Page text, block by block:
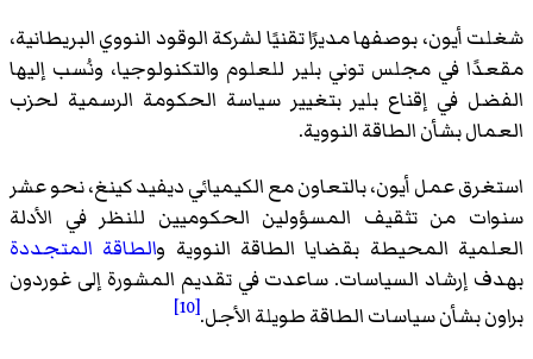
شغلت أيون، بوصفها مديرًا تقنيًا لشركة الوقود النووي البريطانية،
مقعدًا في مجلس توني بلير للعلوم والتكنولوجيا، ونُسب إليها
الفضل في إقناع بلير بتغيير سياسة الحكومة الرسمية لحزب
العمال بشأن الطاقة النووية.
استغرق عمل أيون، بالتعاون مع الكيميائي ديفيد كينغ، نحو عشر
سنوات من تثقيف المسؤولين الحكوميين للنظر في الأدلة
العلمية المحيطة بقضايا الطاقة النووية والطاقة المتجددة
بهدف إرشاد السياسات. ساعدت في تقديم المشورة إلى غوردون
براون بشأن سياسات الطاقة طويلة الأجل.[10]